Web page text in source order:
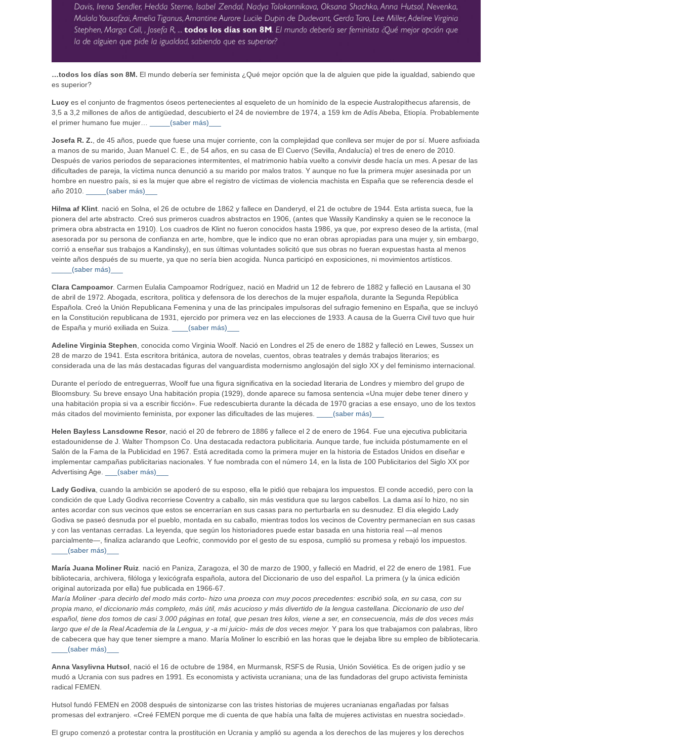
…todos los días son 8M. El mundo debería ser feminista ¿Qué mejor opción que la de alguien que pide la igualdad, sabiendo que
es superior?
Lucy es el conjunto de fragmentos óseos pertenecientes al esqueleto de un homínido de la especie Australopithecus afarensis, de
3,5 a 3,2 millones de años de antigüedad, descubierto el 24 de noviembre de 1974, a 159 km de Adís Abeba, Etiopía. Probablemente
el primer humano fue mujer…
_____(saber más)___
Josefa R. Z. , de 45 años, puede que fuese una mujer corriente, con la complejidad que conlleva ser mujer de por sí. Muere asfixiada
a manos de su marido, Juan Manuel C. E., de 54 años, en su casa de El Cuervo (Sevilla, Andalucía) el tres de enero de 2010.
Después de varios periodos de separaciones intermitentes, el matrimonio había vuelto a convivir desde hacía un mes. A pesar de las
dificultades de pareja, la víctima nunca denunció a su marido por malos tratos. Y aunque no fue la primera mujer asesinada por un
hombre en nuestro país, si es la mujer que abre el registro de víctimas de violencia machista en España que se referencia desde el
año 2010.
_____(saber más)___
Hilma af Klint . nació en Solna, el 26 de octubre de 1862 y fallece en Danderyd, el 21 de octubre de 1944. Esta artista sueca, fue la
pionera del arte abstracto. Creó sus primeros cuadros abstractos en 1906, (antes que Wassily Kandinsky a quien se le reconoce la
primera obra abstracta en 1910). Los cuadros de Klint no fueron conocidos hasta 1986, ya que, por expreso deseo de la artista, (mal
asesorada por su persona de confianza en arte, hombre, que le indico que no eran obras apropiadas para una mujer y, sin embargo,
corrió a enseñar sus trabajos a Kandinsky), en sus últimas voluntades solicitó que sus obras no fueran expuestas hasta al menos
veinte años después de su muerte, ya que no sería bien acogida. Nunca participó en exposiciones, ni movimientos artísticos.
_____(saber más)___
Clara Campoamor. Carmen Eulalia Campoamor Rodríguez, nació en Madrid un 12 de febrero de 1882​ y falleció en Lausana el 30
de abril de 1972. Abogada, escritora, política y defensora de los derechos de la mujer española, durante la Segunda República
Española. Creó la Unión Republicana Femenina y una de las principales impulsoras del sufragio femenino en España, que se incluyó
en la Constitución republicana de 1931, ejercido por primera vez en las elecciones de 1933. A causa de la Guerra Civil tuvo que huir
de España y murió exiliada en Suiza.
___(saber más)___
Adeline Virginia Stephen , conocida como Virginia Woolf. Nació en Londres el 25 de enero de 1882 y falleció en Lewes, Sussex un
28 de marzo de 1941. Esta escritora británica, autora de novelas, cuentos, obras teatrales y demás trabajos literarios; es
considerada una de las más destacadas figuras del vanguardista modernismo anglosajón del siglo XX y del feminismo internacional.
Durante el período de entreguerras, Woolf fue una figura significativa en la sociedad literaria de Londres y miembro del grupo de
Bloomsbury. Su breve ensayo Una habitación propia (1929), donde aparece su famosa sentencia «Una mujer debe tener dinero y
una habitación propia si va a escribir ficción». Fue redescubierta durante la década de 1970 gracias a ese ensayo, uno de los textos
más citados del movimiento feminista, por exponer las dificultades de las mujeres.
____(saber más)___
Helen Bayless Lansdowne Resor, nació el 20 de febrero de 1886 y fallece el 2 de enero de 1964. Fue una ejecutiva publicitaria
estadounidense de J. Walter Thompson Co. Una destacada redactora publicitaria. Aunque tarde, fue incluida póstumamente en el
Salón de la Fama de la Publicidad en 1967. Está acreditada como la primera mujer en la historia de Estados Unidos en diseñar e
implementar campañas publicitarias nacionales. Y fue nombrada con el número 14, en la lista de 100 Publicitarios del Siglo XX por
Advertising Age.
___(saber más)___
Lady Godiva , cuando la ambición se apoderó de su esposo, ella le pidió que rebajara los impuestos. El conde accedió, pero con la
condición de que Lady Godiva recorriese Coventry a caballo, sin más vestidura que su largos cabellos. La dama así lo hizo, no sin
antes acordar con sus vecinos que estos se encerrarían en sus casas para no perturbarla en su desnudez. El día elegido Lady
Godiva se paseó desnuda por el pueblo, montada en su caballo, mientras todos los vecinos de Coventry permanecían en sus casas
y con las ventanas cerradas. La leyenda, que según los historiadores puede estar basada en una historia real —al menos
parcialmente—, finaliza aclarando que Leofric, conmovido por el gesto de su esposa, cumplió su promesa y rebajó los impuestos.
____(saber más)___
María Juana Moliner Ruiz . nació en Paniza, Zaragoza, el 30 de marzo de 1900, y falleció en Madrid, el 22 de enero​ de 1981. Fue
bibliotecaria, archivera, filóloga y lexicógrafa española, autora del Diccionario de uso del español. La primera (y la única edición
original autorizada por ella) fue publicada en 1966-67.
María Moliner -para decirlo del modo más corto- hizo una proeza con muy pocos precedentes: escribió sola, en su casa, con su
propia mano, el diccionario más completo, más útil, más acucioso y más divertido de la lengua castellana. Diccionario de uso del
español, tiene dos tomos de casi 3.000 páginas en total, que pesan tres kilos, viene a ser, en consecuencia, más de dos veces más
largo que el de la Real Academia de la Lengua, y -a mi juicio- más de dos veces mejor. Y para los que trabajamos con palabras, libro
de cabecera que hay que tener siempre a mano. María Moliner lo escribió en las horas que le dejaba libre su empleo de bibliotecaria.
____(saber más)___
Anna Vasylivna Hutsol , nació el 16 de octubre de 1984, en Murmansk, RSFS de Rusia, Unión Soviética. Es de origen judío y se
mudó a Ucrania con sus padres en 1991. Es economista y activista ucraniana; una de las fundadoras del grupo activista feminista
radical FEMEN.
Hutsol fundó FEMEN en 2008 después de sintonizarse con las tristes historias de mujeres ucranianas engañadas por falsas
promesas del extranjero. «Creé FEMEN porque me di cuenta de que había una falta de mujeres activistas en nuestra sociedad».
El grupo comenzó a protestar contra la prostitución en Ucrania y amplió su agenda a los derechos de las mujeres y los derechos